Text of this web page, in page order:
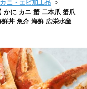
カニ・エビ加工品
かに カニ 蟹 二本爪 蟹爪
丼 魚介 海鮮 広栄水産